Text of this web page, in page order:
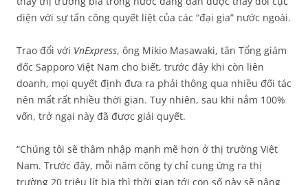
diện với sự tấn công quyết liệt của các “đại gia” nước ngoài.
Trao đổi với VnExpress, ông Mikio Masawaki, tân Tổng giám
đốc Sapporo Việt Nam cho biết, trước đây khi còn liên
doanh, mọi quyết định đưa ra phải thông qua nhiều đối tác
nên mất rất nhiều thời gian. Tuy nhiên, sau khi nắm 100%
vốn, trở ngại này đã được giải quyết.
“Chúng tôi sẽ thâm nhập mạnh mẽ hơn ở thị trường Việt
Nam. Trước đây, mỗi năm công ty chỉ cung ứng ra thị
trường 20 triệu lít bia thì thời gian tới con số này sẽ nâng